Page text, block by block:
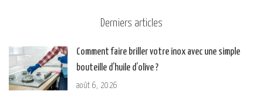
Derniers articles
Comment faire briller votre inox avec une simple
bouteille d’huile d’olive ?
août 6, 2026